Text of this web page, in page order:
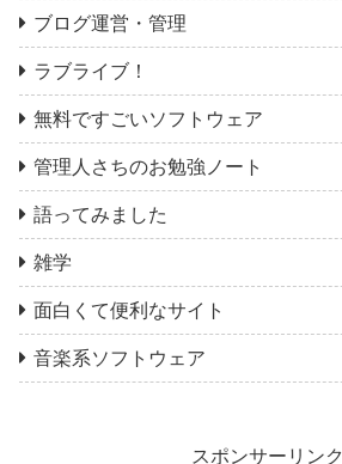
ブログ運営・管理
ラブライブ！
無料ですごいソフトウェア
管理人さちのお勉強ノート
語ってみました
雑学
面白くて便利なサイト
音楽系ソフトウェア
スポンサーリンク